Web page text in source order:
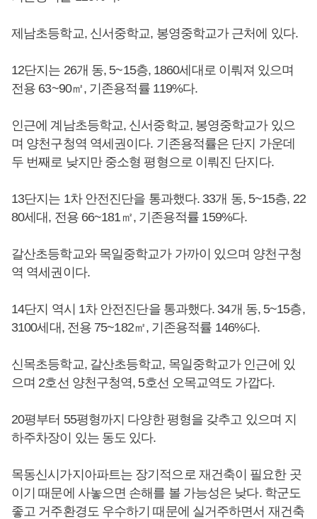
제남초등학교, 신서중학교, 봉영중학교가 근처에 있다.
12단지는 26개 동, 5~15층, 1860세대로 이뤄져 있으며
전용 63~90㎡, 기존용적률 119%다.
인근에 계남초등학교, 신서중학교, 봉영중학교가 있으
며 양천구청역 역세권이다. 기존용적률은 단지 가운데
두 번째로 낮지만 중소형 평형으로 이뤄진 단지다.
13단지는 1차 안전진단을 통과했다. 33개 동, 5~15층, 22
80세대, 전용 66~181㎡, 기존용적률 159%다.
갈산초등학교와 목일중학교가 가까이 있으며 양천구청
역 역세권이다.
14단지 역시 1차 안전진단을 통과했다. 34개 동, 5~15층,
3100세대, 전용 75~182㎡, 기존용적률 146%다.
신목초등학교, 갈산초등학교, 목일중학교가 인근에 있
으며 2호선 양천구청역, 5호선 오목교역도 가깝다.
20평부터 55평형까지 다양한 평형을 갖추고 있으며 지
하주차장이 있는 동도 있다.
목동신시가지아파트는 장기적으로 재건축이 필요한 곳
이기 때문에 사놓으면 손해를 볼 가능성은 낮다. 학군도
좋고 거주환경도 우수하기 때문에 실거주하면서 재건축